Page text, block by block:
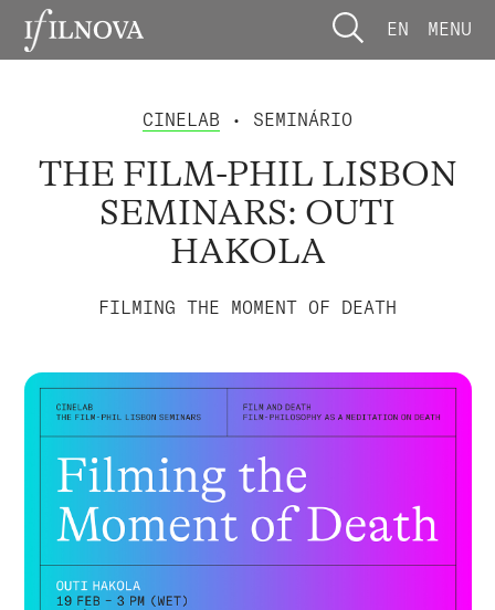
EN MENU
CINELAB • SEMINÁRIO
THE FILM-PHIL LISBON
SEMINARS: OUTI
HAKOLA
FILMING THE MOMENT OF DEATH